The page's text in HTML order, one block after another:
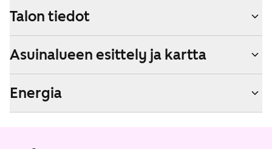
Talon tiedot
Asuinalueen esittely ja kartta
Energia